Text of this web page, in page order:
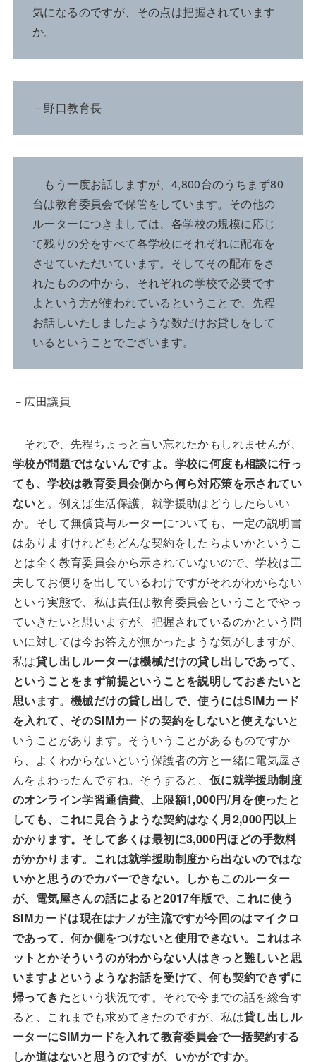
気になるのですが、その点は把握されています
か。
－野口教育長
もう一度お話しますが、4,800台のうちまず80
台は教育委員会で保管をしています。その他の
ルーターにつきましては、各学校の規模に応じ
て残りの分をすべて各学校にそれぞれに配布を
させていただいています。そしてその配布をさ
れたものの中から、それぞれの学校で必要です
よという方が使われているということで、先程
お話しいたしましたような数だけお貸しをして
いるということでございます。
－広田議員
それで、先程ちょっと言い忘れたかもしれませんが、
学校が問題ではないんですよ。学校に何度も相談に行っ
ても、学校は教育委員会側から何ら対応策を示されてい
ないと。例えば生活保護、就学援助はどうしたらいい
か。そして無償貸与ルーターについても、一定の説明書
はありますけれどもどんな契約をしたらよいかというこ
とは全く教育委員会から示されていないので、学校は工
夫してお便りを出しているわけですがそれがわからない
という実態で、私は責任は教育委員会ということでやっ
ていきたいと思いますが、把握されているのかという問
いに対しては今お答えが無かったような気がしますが、
私は貸し出しルーターは機械だけの貸し出しであって、
ということをまず前提ということを説明しておきたいと
思います。機械だけの貸し出しで、使うにはSIMカード
を入れて、そのSIMカードの契約をしないと使えないと
いうことがあります。そういうことがあるものですか
ら、よくわからないという保護者の方と一緒に電気屋さ
んをまわったんですね。そうすると、 仮に就学援助制度
のオンライン学習通信費、上限額1,000円/月を使ったと
しても、これに見合うような契約はなく月2,000円以上
かかります。そして多くは最初に3,000円ほどの手数料
がかかります。これは就学援助制度から出ないのではな
いかと思うのでカバーできない。しかもこのルーター
が、電気屋さんの話によると2017年版で、これに使う
SIMカードは現在はナノが主流ですが今回のはマイクロ
であって、何か側をつけないと使用できない。これはネ
ットとかそういうのがわからない人はきっと難しいと思
いますよというようなお話を受けて、何も契約できずに
帰ってきたという状況です。それで今までの話を総合す
ると、これまでも求めてきたのですが、私は貸し出しル
ーターにSIMカードを入れて教育委員会で一括契約する
しか道はないと思うのですが、いかがですか。